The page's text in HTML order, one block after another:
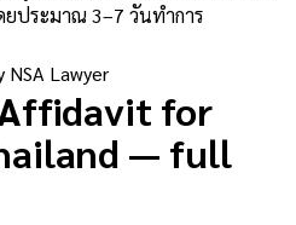
ประมาณ 3–7 วันทำการ
NSA Lawyer
for
— full